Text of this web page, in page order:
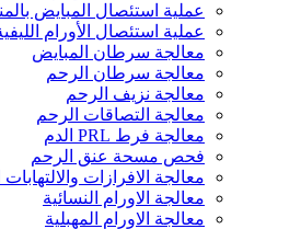
عملية استئصال المبايض
عملية استئصال الأورام
معالجة سرطان المبايض
معالجة سرطان الرحم
معالجة نزيف الرحم
معالجة التصاقات الرحم
معالجة فرط PRL الدم
فحص مسحة عنق الرحم
معالجة الافرازات والالتهابات
معالجة الاورام النسائية
معالجة الاورام المهبلية